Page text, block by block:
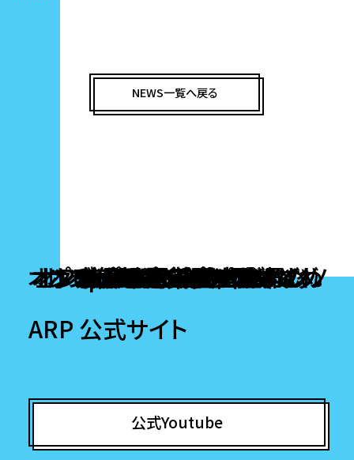
NEWS一覧へ戻る
Popular destinations
オンカジ 出金 早い
オンラインカジノ出金早い
本人確認不要カジノ
オンラインカジノ アプリ どれ
稼げるカジノアプリ
ブック メーカー 日本
仮想通貨 カジノ
オンラインカジノ ライブカジノ
オンラインカジノ ランキング
ビットコインカジノ
ポーカーアプリ
オンラインポーカー おすすめ
ポーカー アプリ おすすめ
オンラインポーカー
オンラインポーカー
オンラインポーカー
ポーカー ゲーム
オンラインポーカー おすすめ
ポーカーアプリ
ポーカー アプリ おすすめ
ARP 公式サイト
公式Youtube